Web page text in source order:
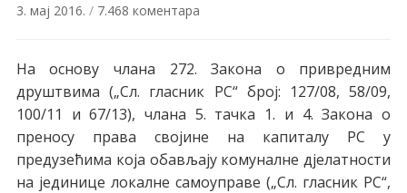
3. мај 2016. / 7.468 коментарана
На основу члана 272. Закона о привредним
друштвима („Сл. гласник РС“ број: 127/08, 58/09,
100/11 и 67/13), члана 5. тачка 1. и 4. Закона о
преносу права својине на капиталу РС у
предузећима која обављају комуналне дјелатности
на јединице локалне самоуправе („Сл. гласник РС“,